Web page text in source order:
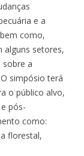
e a
como,
alguns setores,
sobre a
simpósio terá
o público alvo,
pós-
como:
florestal,